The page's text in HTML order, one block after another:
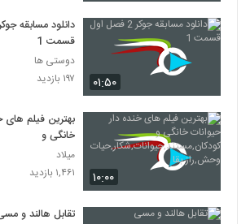
۰۱:۵۰
قسمت 1
دوستی ها
۱۹۷ بازدید
۱۰:۰۰
بهترین فیلم های
خانگی و
وحش,راز بقا
میلاد
۱,۴۶۱ بازدید
تقابل هالند و